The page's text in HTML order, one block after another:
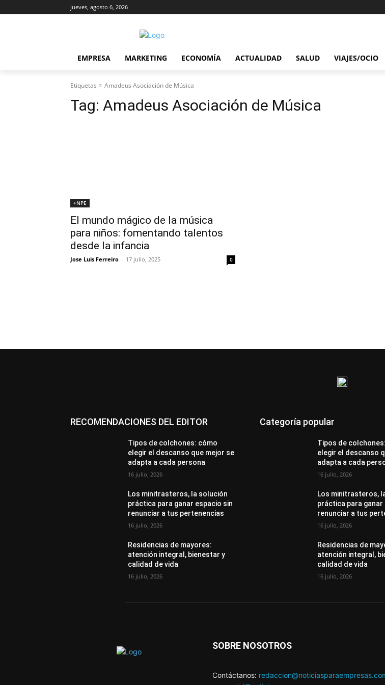
jueves, agosto 6, 2026
EMPRESA MARKETING ECONOMÍA ACTUALIDAD SALUD VIAJES/OCIO
Etiquetas Amadeus Asociación de Música
Tag: Amadeus Asociación de Música
+NPE
El mundo mágico de la música
para niños: fomentando talentos
desde la infancia
Jose Luis Ferreiro - 17 julio, 2025 0
RECOMENDACIONES DEL EDITOR
Tipos de colchones: cómo
elegir el descanso que mejor se
adapta a cada persona
16 julio, 2026
Los minitrasteros, la solución
práctica para ganar espacio sin
renunciar a tus pertenencias
16 julio, 2026
Residencias de mayores:
atención integral, bienestar y
calidad de vida
16 julio, 2026
Categoría popular
Tipos de
elegir el descanso
adapta a cada
16 julio, 2026
Los minitrasteros,
práctica para ganar
renunciar a tus
16 julio, 2026
Residencias de
atención integral,
calidad de vida
16 julio, 2026
SOBRE NOSOTROS
Contáctanos: